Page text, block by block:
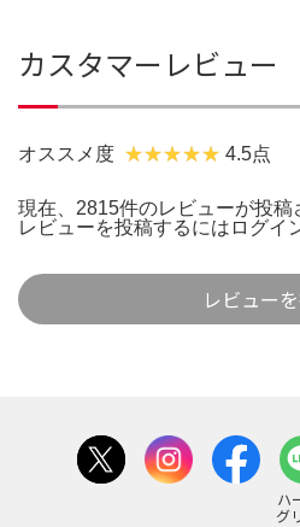
カスタマーレビュー
オススメ度 4.5点
現在、2815件のレビューが投稿
レビューを投稿するには ログイ
レビュー
ハ
グ